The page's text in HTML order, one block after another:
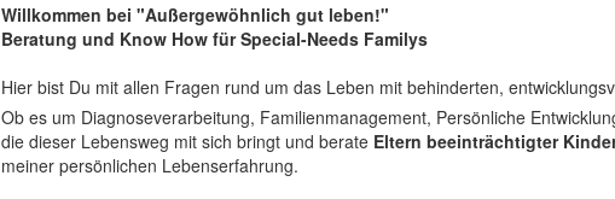
Willkommen bei "Außergewöhnlich gut leben!"
Beratung und Know How für Special-Needs Familys
Hier bist Du mit allen Fragen rund um das Leben mit behinderten,
Ob es um Diagnoseverarbeitung, Familienmanagement, Persönliche
die dieser Lebensweg mit sich bringt und berate Eltern beeinträchtigter
meiner persönlichen Lebenserfahrung.